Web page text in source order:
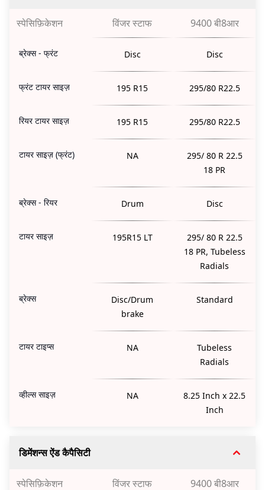
स्पेसिफ़िकेशन विंजर स्टाफ 9400 बी8आर
ब्रेक्स - फ्रंट Disc Disc
फ्रंट टायर साइज़ 195 R15 295/80 R22.5
रियर टायर साइज़ 195 R15 295/80 R22.5
टायर साइज़ (फ्रंट) NA
295/ 80 R 22.5
18 PR
ब्रेक्स - रियर Drum Disc
टायर साइज़ 195R15 LT
295/ 80 R 22.5
18 PR, Tubeless
Radials
ब्रेक्स
Disc/Drum
brake
Standard
टायर टाइप्स NA
Tubeless
Radials
व्हील्स साइज़ NA
8.25 Inch x 22.5
Inch
डिमेंशन्स ऐंड कैपैसिटी
स्पेसिफ़िकेशन विंजर स्टाफ 9400 बी8आर